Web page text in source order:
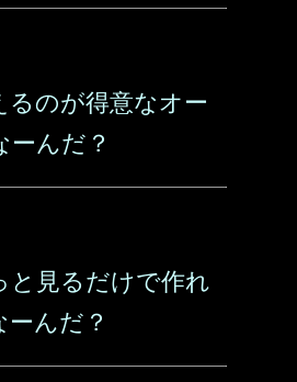
るのが得意なオー
ーんだ？
と見るだけで作れ
ーんだ？